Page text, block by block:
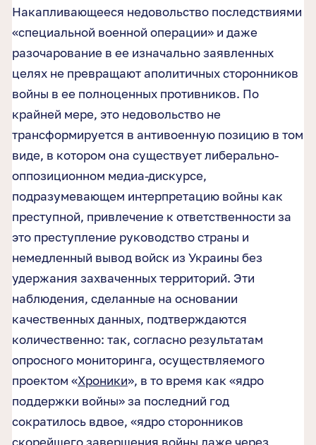
Накапливающееся недовольство последствиями
«специальной военной операции» и даже
разочарование в ее изначально заявленных
целях не превращают аполитичных сторонников
войны в ее полноценных противников. По
крайней мере, это недовольство не
трансформируется в антивоенную позицию в том
виде, в котором она существует либерально-
оппозиционном медиа-дискурсе,
подразумевающем интерпретацию войны как
преступной, привлечение к ответственности за
это преступление руководство страны и
немедленный вывод войск из Украины без
удержания захваченных территорий. Эти
наблюдения, сделанные на основании
качественных данных, подтверждаются
количественно: так, согласно результатам
опросного мониторинга, осуществляемого
проектом «Хроники», в то время как «ядро
поддержки войны» за последний год
сократилось вдвое, «ядро сторонников